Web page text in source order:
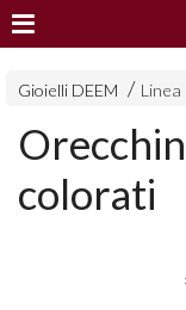
Gioielli DEEM Linea
colorati